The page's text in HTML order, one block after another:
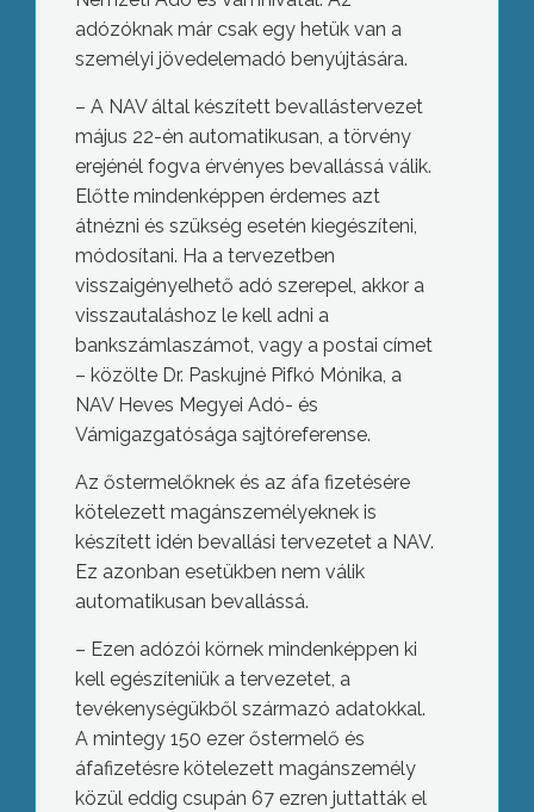
adózóknak már csak egy hetük van a
személyi jövedelemadó benyújtására.
– A NAV által készített bevallástervezet
május 22-én automatikusan, a törvény
erejénél fogva érvényes bevallássá válik.
Előtte mindenképpen érdemes azt
átnézni és szükség esetén kiegészíteni,
módosítani. Ha a tervezetben
visszaigényelhető adó szerepel, akkor a
visszautaláshoz le kell adni a
bankszámlaszámot, vagy a postai címet
– közölte Dr. Paskujné Pifkó Mónika, a
NAV Heves Megyei Adó- és
Vámigazgatósága sajtóreferense.
Az őstermelőknek és az áfa fizetésére
kötelezett magánszemélyeknek is
készített idén bevallási tervezetet a NAV.
Ez azonban esetükben nem válik
automatikusan bevallássá.
– Ezen adózói körnek mindenképpen ki
kell egészíteniük a tervezetet, a
tevékenységükből származó adatokkal.
A mintegy 150 ezer őstermelő és
áfafizetésre kötelezett magánszemély
közül eddig csupán 67 ezren juttatták el